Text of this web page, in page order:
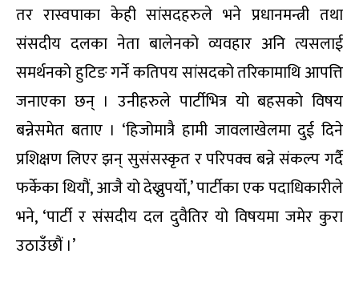
तर रास्वपाका केही सांसदहरुले भने प्रधानमन्त्री तथा
संसदीय दलका नेता बालेनको व्यवहार अनि त्यसलाई
समर्थनको हुटिङ गर्ने कतिपय सांसदको तरिकामाथि आपत्ति
जनाएका छन् । उनीहरुले पार्टीभित्र यो बहसको विषय
बन्नेसमेत बताए । ‘हिजोमात्रै हामी जावलाखेलमा दुई दिने
प्रशिक्षण लिएर झन् सुसंसस्कृत र परिपक्व बन्ने संकल्प गर्दै
फर्केका थियौं, आजै यो देख्नुपर्यो,’ पार्टीका एक पदाधिकारीले
भने, ‘पार्टी र संसदीय दल दुवैतिर यो विषयमा जमेर कुरा
उठाउँछौं ।’